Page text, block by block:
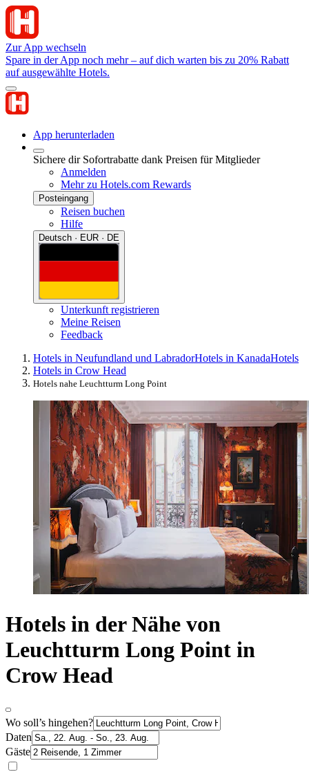
Zur App wechseln
Spare in der App noch mehr – auf dich warten bis zu 20% Rabatt
auf ausgewählte Hotels.
App herunterladen
Sichere dir Sofortrabatte dank Preisen für Mitglieder
Anmelden
Mehr zu Hotels.com Rewards
Posteingang
Reisen buchen
Hilfe
Deutsch · EUR · DE
Unterkunft registrieren
Meine Reisen
Feedback
Hotels in Neufundland und LabradorHotels in KanadaHotels
Hotels in Crow Head
Hotels nahe Leuchtturm Long Point
Hotels in der Nähe von
Leuchtturm Long Point in
Crow Head
Wo soll’s hingehen?
Daten
Gäste